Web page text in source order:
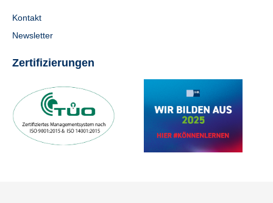
Kontakt
Newsletter
Zertifizierungen